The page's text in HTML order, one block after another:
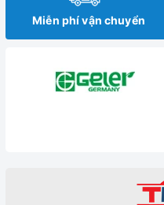
Miễn phí vận chuyển